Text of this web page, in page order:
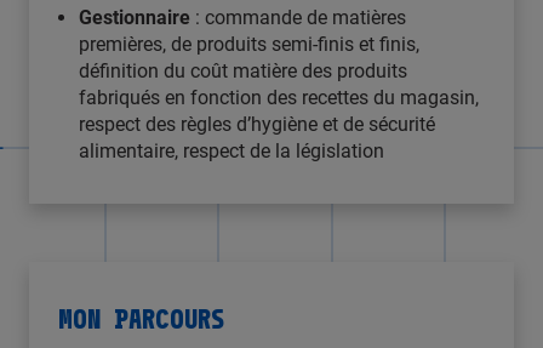
Gestionnaire : commande de matières
premières, de produits semi-finis et finis,
définition du coût matière des produits
fabriqués en fonction des recettes du magasin,
respect des règles d’hygiène et de sécurité
alimentaire, respect de la législation
MON PARCOURS